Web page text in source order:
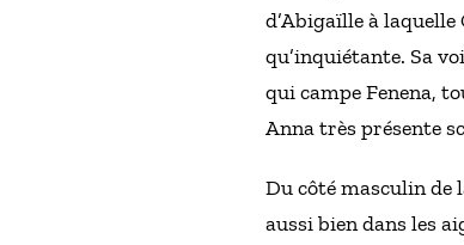
d’Abigaïlle à
qu’inquiétante. Sa
qui campe Fenena,
Anna très présente
Du côté masculin de
aussi bien dans les